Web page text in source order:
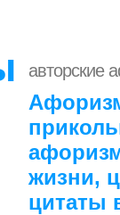
авторские
жизни,
цитаты